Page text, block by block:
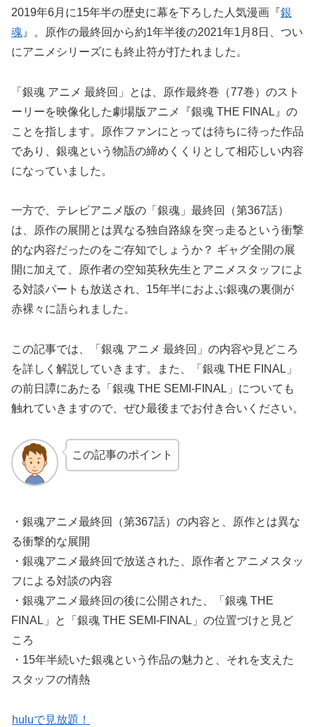
2019年6月に15年半の歴史に幕を下ろした人気漫画『銀
魂 』。原作の最終回から約1年半後の2021年1月8日、つい
にアニメシリーズにも終止符が打たれました。
「銀魂 アニメ 最終回」とは、原作最終巻（77巻）のスト
ーリーを映像化した劇場版アニメ『銀魂 THE FINAL』の
ことを指します。原作ファンにとっては待ちに待った作品
であり、銀魂という物語の締めくくりとして相応しい内容
になっていました。
一方で、テレビアニメ版の「銀魂」最終回（第367話）
は、原作の展開とは異なる独自路線を突っ走るという衝撃
的な内容だったのをご存知でしょうか？ ギャグ全開の展
開に加えて、原作者の空知英秋先生とアニメスタッフによ
る対談パートも放送され、15年半におよぶ銀魂の裏側が
赤裸々に語られました。
この記事では、「銀魂 アニメ 最終回」の内容や見どころ
を詳しく解説していきます。また、「銀魂 THE FINAL」
の前日譚にあたる「銀魂 THE SEMI-FINAL」についても
触れていきますので、ぜひ最後までお付き合いください。
この記事のポイント
・銀魂アニメ最終回（第367話）の内容と、原作とは異な
る衝撃的な展開
・銀魂アニメ最終回で放送された、原作者とアニメスタッ
フによる対談の内容
・銀魂アニメ最終回の後に公開された、「銀魂 THE
FINAL」と「銀魂 THE SEMI-FINAL」の位置づけと見ど
ころ
・15年半続いた銀魂という作品の魅力と、それを支えた
スタッフの情熱
huluで見放題！